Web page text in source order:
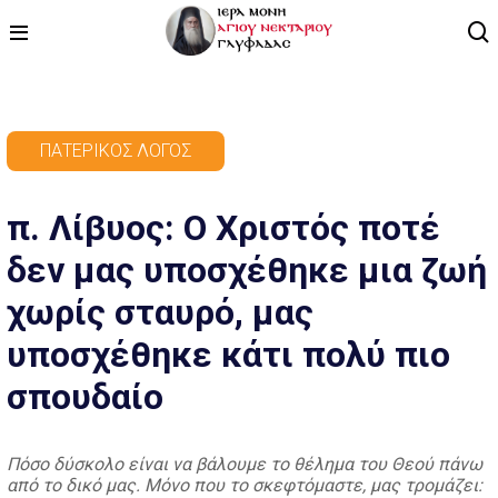
ΠΡΟΓΡΑΜΜΑ
ΒΙΝΤΕΟ
ΑΡΘΡΟΓΡΑΦΙΑ
ΑΓΙΟΛΟΓΙΟ - ΒΙΟΙ ΑΓΙΩΝ
ΠΑΤΕΡΙΚΌΣ ΛΌΓΟΣ
π. Λίβυος: Ο Χριστός ποτέ
δεν μας υποσχέθηκε μια ζωή
χωρίς σταυρό, μας
υποσχέθηκε κάτι πολύ πιο
σπουδαίο
Πόσο δύσκολο είναι να βάλουμε το θέλημα του Θεού πάνω
από το δικό μας. Μόνο που το σκεφτόμαστε, μας τρομάζει: